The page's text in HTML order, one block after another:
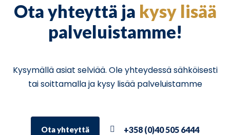
Ota yhteyttä ja kysy lisää
palveluistamme!
Kysymällä asiat selviää. Ole yhteydessä sähköisesti
tai soittamalla ja kysy lisää palveluistamme
Ota yhteyttä +358 (0)40 505 6444